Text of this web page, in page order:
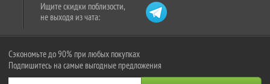
Ищите скидки поблизости,
не выходя из чата:
Сэкономьте до 90% при любых покупках
Подпишитесь на самые выгодные предложения